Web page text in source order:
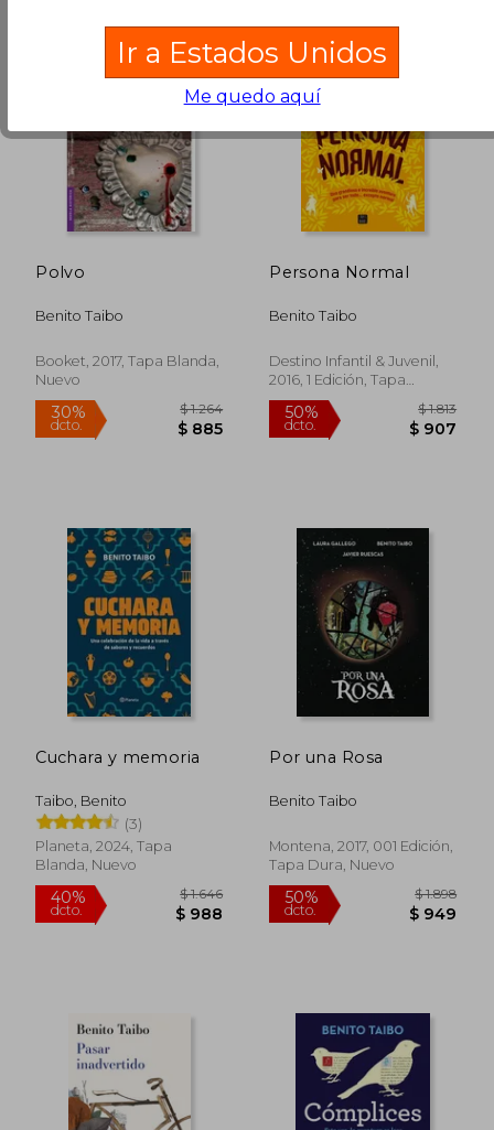
$ 1.308
$ 654
30%
dcto.
30%
dcto.
40%
dcto.
Polvo
Benito Taibo
Booket, 2017, Tapa Blanda,
Nuevo
Persona Normal
Benito Taibo
Destino Infantil & Juvenil,
2016, 1 Edición, Tapa
Blanda, Nuevo
Cuchara y memoria
Taibo, Benito
(3)
Planeta, 2024, Tapa
Blanda, Nuevo
Por una Rosa
Benito Taibo
Montena, 2017, 001 Edición,
Tapa Dura, Nuevo
Ir a Estados Unidos
Me quedo aquí